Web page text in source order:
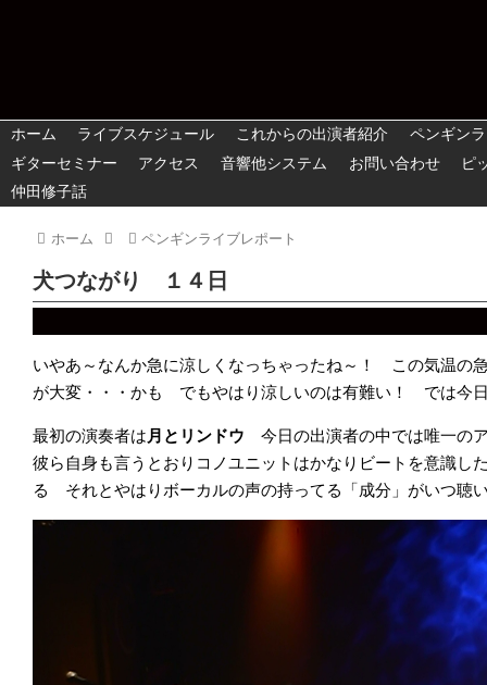
ホーム ライブスケジュール これからの出演者紹介
ペンギン
ギターセミナー
アクセス 音響他システム お問い合わせ
ピ
仲田修子話
ホーム ペンギンライブレポート
犬つながり １４日
いやあ～なんか急に涼しくなっちゃったね～！ この気温の
が大変・・・かも でもやはり涼しいのは有難い！ では今
最初の演奏者は 月とリンドウ 今日の出演者の中では唯一の
彼ら自身も言うとおりコノユニットはかなりビートを意識し
る それとやはりボーカルの声の持ってる「成分」がいつ聴